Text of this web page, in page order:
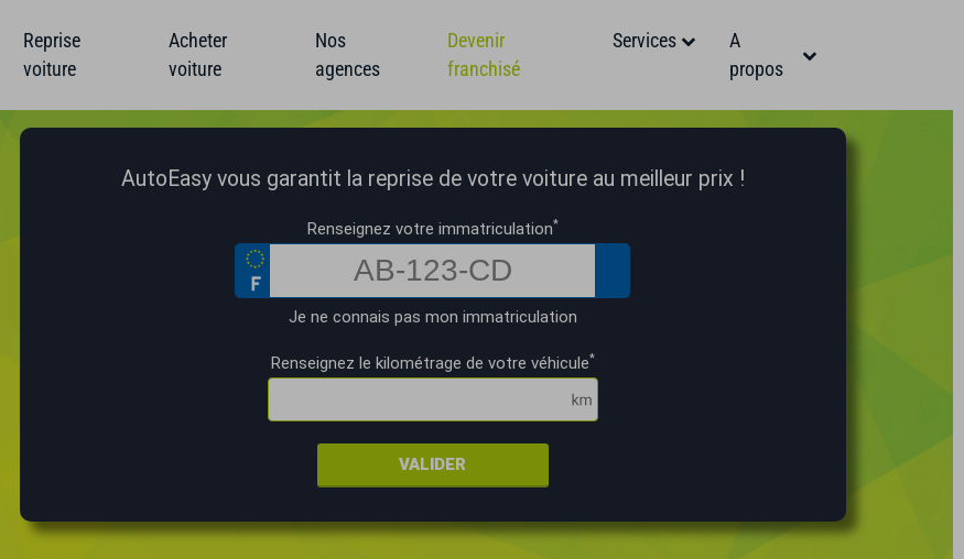
Reprise
voiture
Acheter
voiture
Nos
agences
Devenir
franchisé
Services
A
propos
AutoEasy vous garantit la reprise de votre voiture au meilleur prix !
Renseignez votre immatriculation*
Je ne connais pas mon immatriculation
Renseignez le kilométrage de votre véhicule*
VALIDER